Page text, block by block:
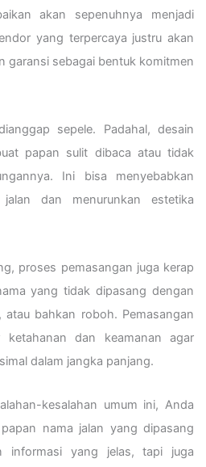
akan sepenuhnya menjadi
yang terpercaya justru akan
garansi sebagai bentuk komitmen
sepele. Padahal, desain
papan sulit dibaca atau tidak
Ini bisa menyebabkan
jalan dan menurunkan estetika
proses pemasangan juga kerap
yang tidak dipasang dengan
bahkan roboh. Pemasangan
ketahanan dan keamanan agar
dalam jangka panjang.
kesalahan umum ini, Anda
nama jalan yang dipasang
informasi yang jelas, tapi juga